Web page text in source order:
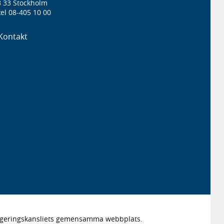
33 Stockholm
08-405 10 00
gemensamma webbplats.